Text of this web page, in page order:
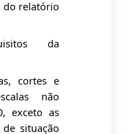
do relatório
da
cortes e
não
exceto as
situação